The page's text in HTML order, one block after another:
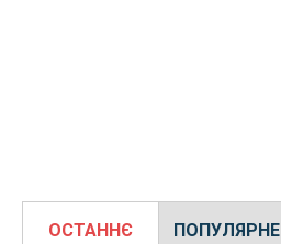
ОСТАННЄ ПОПУЛЯРНЕ